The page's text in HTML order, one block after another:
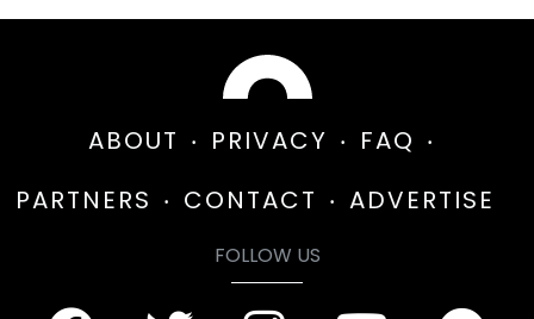
ABOUT PRIVACY
FAQ
PARTNERS
CONTACT ADVERTISE
FOLLOW US